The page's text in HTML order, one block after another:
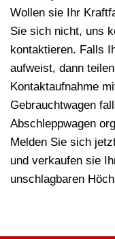
Wollen sie Ihr
Sie sich nicht, uns
kontaktieren. Falls
aufweist, dann
Kontaktaufnahme
Gebrauchtwagen
Abschleppwagen
Melden Sie sich
und verkaufen sie
unschlagbaren